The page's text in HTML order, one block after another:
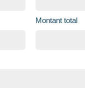
Montant total